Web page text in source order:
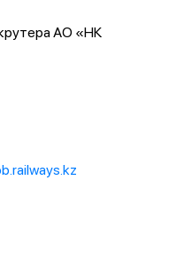
АО «НК